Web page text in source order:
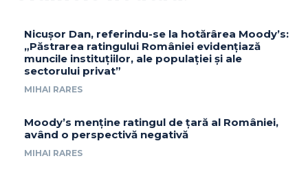
Nicușor Dan, referindu-se la hotărârea Moody’s:
„Păstrarea ratingului României evidențiază
muncile instituțiilor, ale populației și ale
sectorului privat”
MIHAI RARES
Moody’s menține ratingul de țară al României,
având o perspectivă negativă
MIHAI RARES